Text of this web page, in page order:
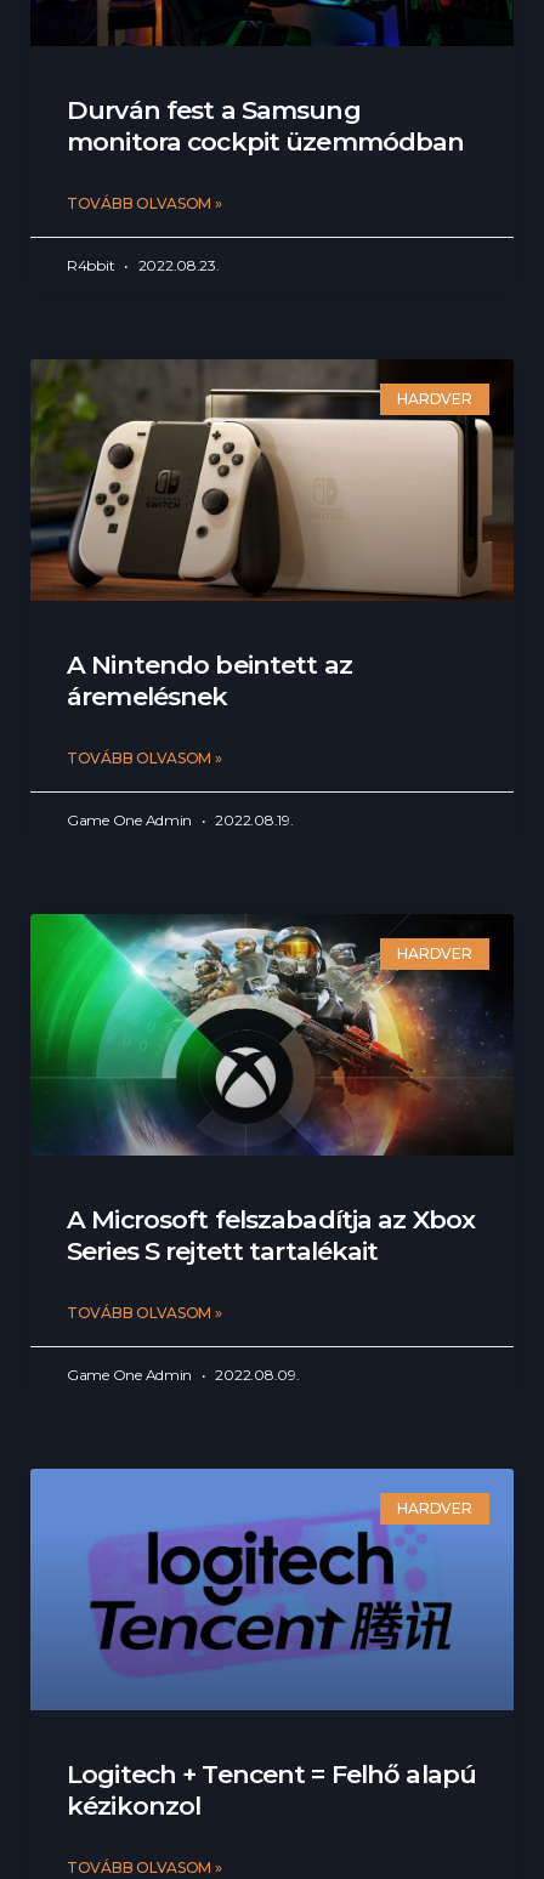
Durván fest a Samsung
monitora cockpit üzemmódban
TOVÁBB OLVASOM »
R4bbit 2022.08.23.
HARDVER
A Nintendo beintett az
áremelésnek
TOVÁBB OLVASOM »
Game One Admin 2022.08.19.
HARDVER
A Microsoft felszabadítja az Xbox
Series S rejtett tartalékait
TOVÁBB OLVASOM »
Game One Admin 2022.08.09.
HARDVER
Logitech + Tencent = Felhő alapú
kézikonzol
TOVÁBB OLVASOM »